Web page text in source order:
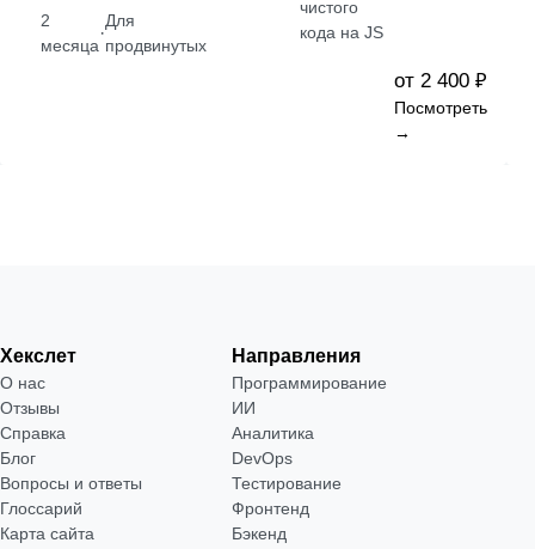
2
месяца
·
Для
продвинутых
чистого
кода на JS
от 2 400 ₽
Посмотреть
→
Хекслет
О нас
Отзывы
Справка
Блог
Вопросы и ответы
Глоссарий
Карта сайта
Направления
Программирование
ИИ
Аналитика
DevOps
Тестирование
Фронтенд
Бэкенд